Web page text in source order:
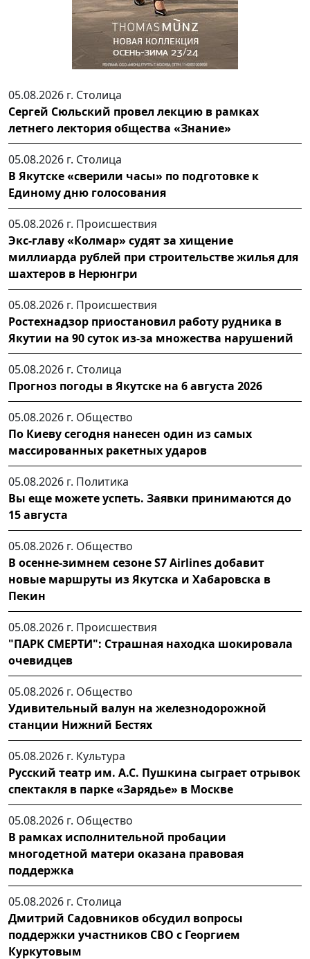
05.08.2026 г. Столица
Сергей Сюльский провел лекцию в рамках
летнего лектория общества «Знание»
05.08.2026 г. Столица
В Якутске «сверили часы» по подготовке к
Единому дню голосования
05.08.2026 г. Происшествия
Экс-главу «Колмар» судят за хищение
миллиарда рублей при строительстве жилья для
шахтеров в Нерюнгри
05.08.2026 г. Происшествия
Ростехнадзор приостановил работу рудника в
Якутии на 90 суток из-за множества нарушений
05.08.2026 г. Столица
Прогноз погоды в Якутске на 6 августа 2026
05.08.2026 г. Общество
По Киеву сегодня нанесен один из самых
массированных ракетных ударов
05.08.2026 г. Политика
Вы еще можете успеть. Заявки принимаются до
15 августа
05.08.2026 г. Общество
В осенне-зимнем сезоне S7 Airlines добавит
новые маршруты из Якутска и Хабаровска в
Пекин
05.08.2026 г. Происшествия
"ПАРК СМЕРТИ": Страшная находка шокировала
очевидцев
05.08.2026 г. Общество
Удивительный валун на железнодорожной
станции Нижний Бестях
05.08.2026 г. Культура
Русский театр им. А.С. Пушкина сыграет отрывок
спектакля в парке «Зарядье» в Москве
05.08.2026 г. Общество
В рамках исполнительной пробации
многодетной матери оказана правовая
поддержка
05.08.2026 г. Столица
Дмитрий Садовников обсудил вопросы
поддержки участников СВО с Георгием
Куркутовым